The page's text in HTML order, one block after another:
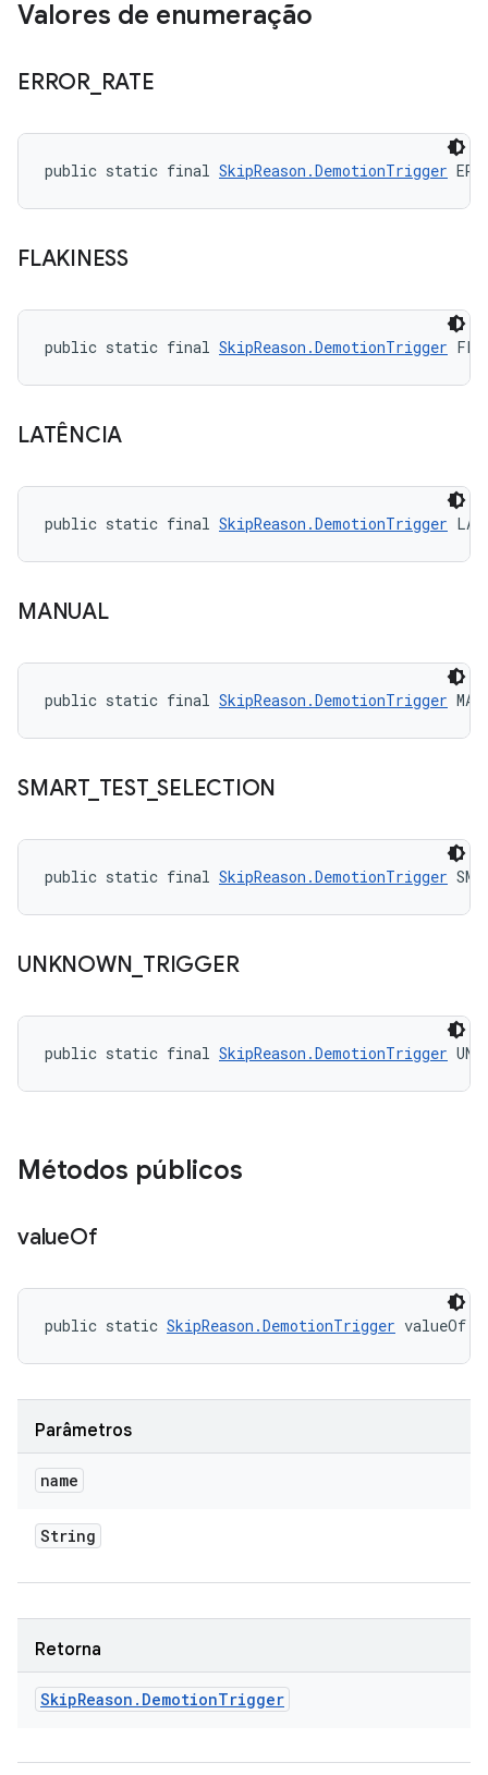
Valores de enumeração
ERROR_ RATE
public static final SkipReason.DemotionTrigger
FLAKINESS
public static final SkipReason.DemotionTrigger
LATÊNCIA
public static final SkipReason.DemotionTrigger
MANUAL
public static final SkipReason.DemotionTrigger
SMART_ TEST_SELECTION
public static final SkipReason.DemotionTrigger
UNKNOWN TRIGGER
public static final SkipReason.DemotionTrigger
Métodos públicos
valueOf
public static SkipReason.DemotionTrigger valueOf
Parâmetros
name
String
Retorna
SkipReason . DemotionTrigger